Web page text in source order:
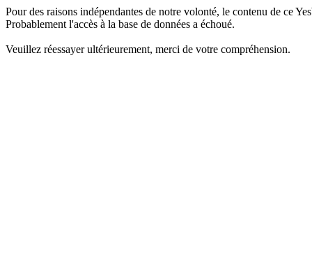
Pour des raisons indépendantes de notre volonté, le contenu de ce
Probablement l'accès à la base de données a échoué.
Veuillez réessayer ultérieurement, merci de votre compréhension.